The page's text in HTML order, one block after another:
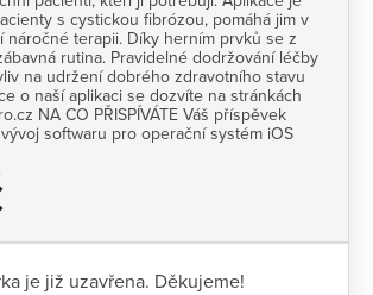
s cystickou fibrózou, pomáhá jim v
náročné terapii. Díky herním prvků se z
rutina. Pravidelné dodržování léčby
na udržení dobrého zdravotního stavu
o naší aplikaci se dozvíte na stránkách
NA CO PŘISPÍVÁTE Váš příspěvek
softwaru pro operační systém iOS
je již uzavřena. Děkujeme!